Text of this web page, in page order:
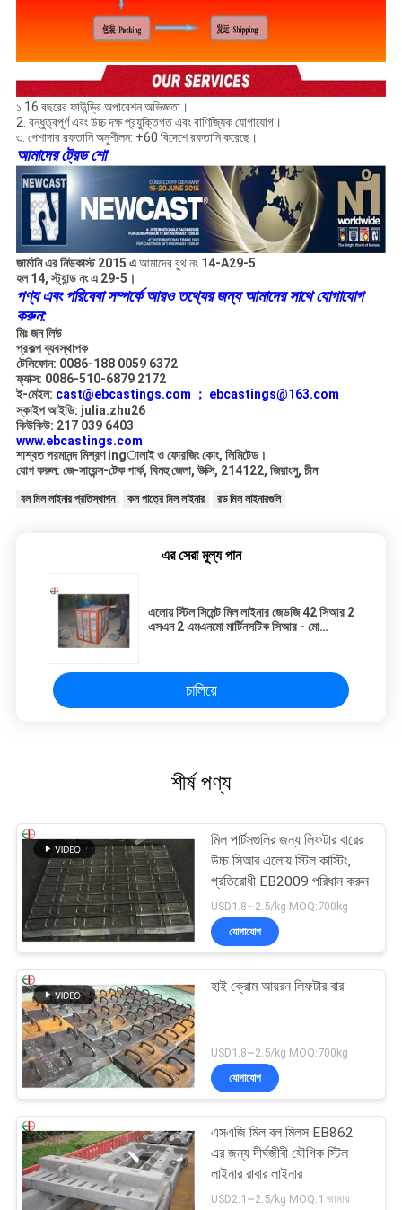
১ 16 বছরের ফাউন্ড্রি অপারেশন অভিজ্ঞতা।
2. বন্ধুত্বপূর্ণ এবং উচ্চ দক্ষ প্রযুক্তিগত এবং বাণিজ্যিক যোগাযোগ।
৩. পেশাদার রফতানি অনুশীলন: +60 বিদেশে রফতানি করেছে।
আমাদের ট্রেড শো
জার্মানি এর নিউকাস্ট 2015 এআমাদের বুথ নং 14-A29-5
হল 14, স্ট্যান্ড নং এ 29-5।
পণ্য এবং পরিষেবা সম্পর্কে আরও তথ্যের জন্য আমাদের সাথে যোগাযোগ
করুন:
মিঃ জন লিউ
প্রকল্প ব্যবস্থাপক
টেলিফোন: 0086-188 0059 6372
ফ্যাক্স: 0086-510-6879 2172
ই-মেইল: cast@ebcastings.com ； ebcastings@163.com
স্কাইপ আইডি: julia.zhu26
কিউকিউ: 217 039 6403
www.ebcastings.com
শাশ্বত পরমানন্দ মিশ্রণ ingালাই ও ফোরজিং কোং, লিমিটেড।
যোগ করুন: জে-সায়েন্স-টেক পার্ক, বিনহু জেলা, উক্সি, 214122, জিয়াংসু, চীন
বল মিল লাইনার প্রতিস্থাপন কল পাত্রে মিল লাইনার রড মিল লাইনারগুলি
এর সেরা মূল্য পান
এলোয় স্টিল সিমেন্ট মিল লাইনার জেডজি 42 সিআর 2
এসএন 2 এমএনমো মার্টিনসটিক সিআর - মো
চালিয়ে
শীর্ষ পণ্য
মিল পার্টসগুলির জন্য লিফটার বারের
উচ্চ সিআর এলোয় স্টিল কাস্টিং,
প্রতিরোধী EB2009 পরিধান করুন
USD1.8~2.5/kg MOQ:700kg
যোগাযোগ
হাই ক্রোম আয়রন লিফটার বার
USD1.8~2.5/kg MOQ:700kg
যোগাযোগ
এসএজি মিল বল মিলস EB862
এর জন্য দীর্ঘজীবী যৌগিক স্টিল
লাইনার রাবার লাইনার
USD2.1~2.5/kg MOQ:1 জামায়